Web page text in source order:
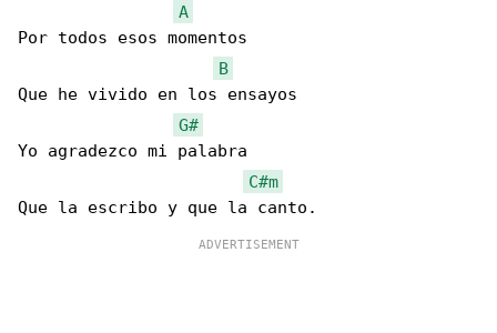
A
Por todos esos momentos
B
Que he vivido en los ensayos
G#
Yo agradezco mi palabra
C#m